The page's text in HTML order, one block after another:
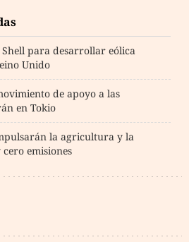
para desarrollar eólica
Unido
de apoyo a las
en Tokio
la agricultura y la
emisiones